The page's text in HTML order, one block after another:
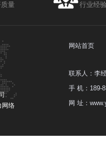
量 行业经
网络
网站首页
联系人：李
手 机：189-
网 址：